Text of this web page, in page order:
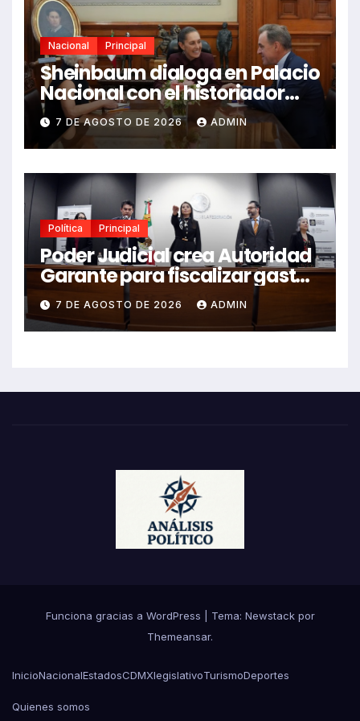
Nacional Principal
Sheinbaum dialoga en Palacio
Nacional con el historiador
Niall Ferguson
7 DE AGOSTO DE 2026 ADMIN
Política Principal
Poder Judicial crea Autoridad
Garante para fiscalizar gasto
presupuestal
7 DE AGOSTO DE 2026 ADMIN
Funciona gracias a WordPress Tema: Newstackpor
Themeansar.
InicioNacionalEstadosCDMXlegislativoTurismoDeportes
Quienes somos